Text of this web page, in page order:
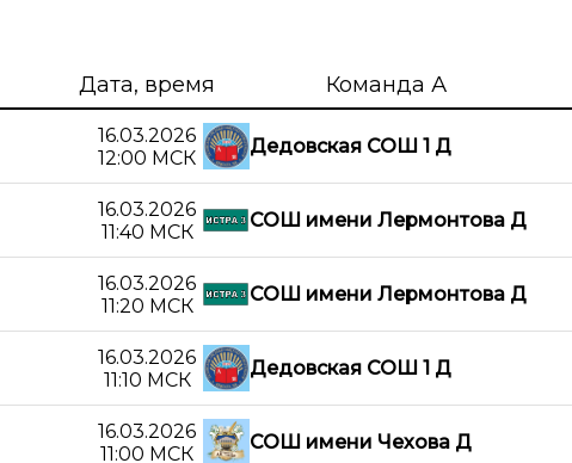
Дата, время Команда А
16.03.2026
12:00 МСК
Дедовская СОШ 1 Д
16.03.2026
11:40 МСК
СОШ имени Лермонтова Д
16.03.2026
11:20 МСК
СОШ имени Лермонтова Д
16.03.2026
11:10 МСК
Дедовская СОШ 1 Д
16.03.2026
11:00 МСК
СОШ имени Чехова Д